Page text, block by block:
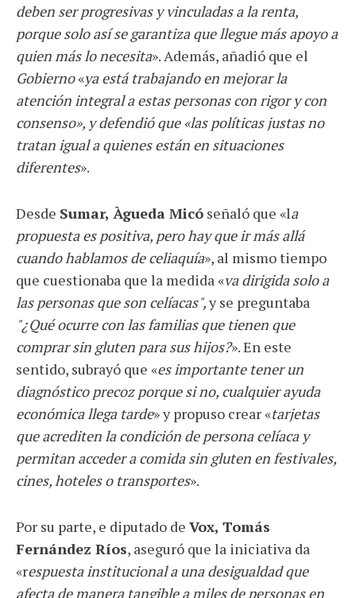
deben ser progresivas y vinculadas a la renta,
porque solo así se garantiza que llegue más apoyo a
quien más lo necesita». Además, añadió que el
Gobierno«ya está trabajando en mejorar la
atención integral a estas personas con rigor y con
consenso», y defendió que «las políticas justas no
tratan igual a quienes están en situaciones
diferentes».
Desde Sumar, Àgueda Micó señaló que «la
propuesta es positiva, pero hay que ir más allá
cuando hablamos de celiaquía», al mismo tiempo
que cuestionaba que la medida «va dirigida solo a
las personas que son celíacas",y se preguntaba
"¿Qué ocurre con las familias que tienen que
comprar sin gluten para sus hijos?». En este
sentido, subrayó que «es importante tener un
diagnóstico precoz porque si no, cualquier ayuda
económica llega tarde» y propuso crear «tarjetas
que acrediten la condición de persona celíaca y
permitan acceder a comida sin gluten en festivales,
cines, hoteles o transportes».
Por su parte, e diputado de Vox, Tomás
Fernández Ríos, aseguró que la iniciativa da
«respuesta institucional a una desigualdad que
afecta de manera tangible a miles de personas en